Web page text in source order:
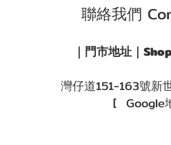
聯絡我們
｜門市地址｜
灣仔道151-163號新
[ Google